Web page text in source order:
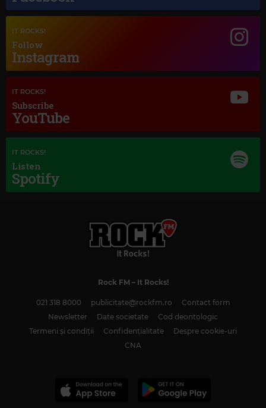
LENA HORNE– SOMEONE TO WATCH OVER ME
FRÉDÉRIC CHOPIN –FANTAISIE-IMPROMPTU IN C-SHARP MINOR, OP. 66
IT ROCKS!
Follow
Instagram
IT ROCKS!
Subscribe
YouTube
IT ROCKS!
Listen
Spotify
Rock FM– It Rocks!
021 318 8000 publicitate@rockfm.ro
Contact form
Newsletter
Date societate
Cod deontologic
Termeni și condiții
Confidențialitate
Despre cookie-uri
CNA